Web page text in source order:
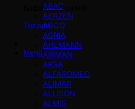
Кошик порожній
Товари
Menü
ABAC
AERZEN
AGCO
AGRIA
AHLMANN
AIRMAN
AKSA
ALFAROMEO
ALIMAR
ALLISON
ALMiG